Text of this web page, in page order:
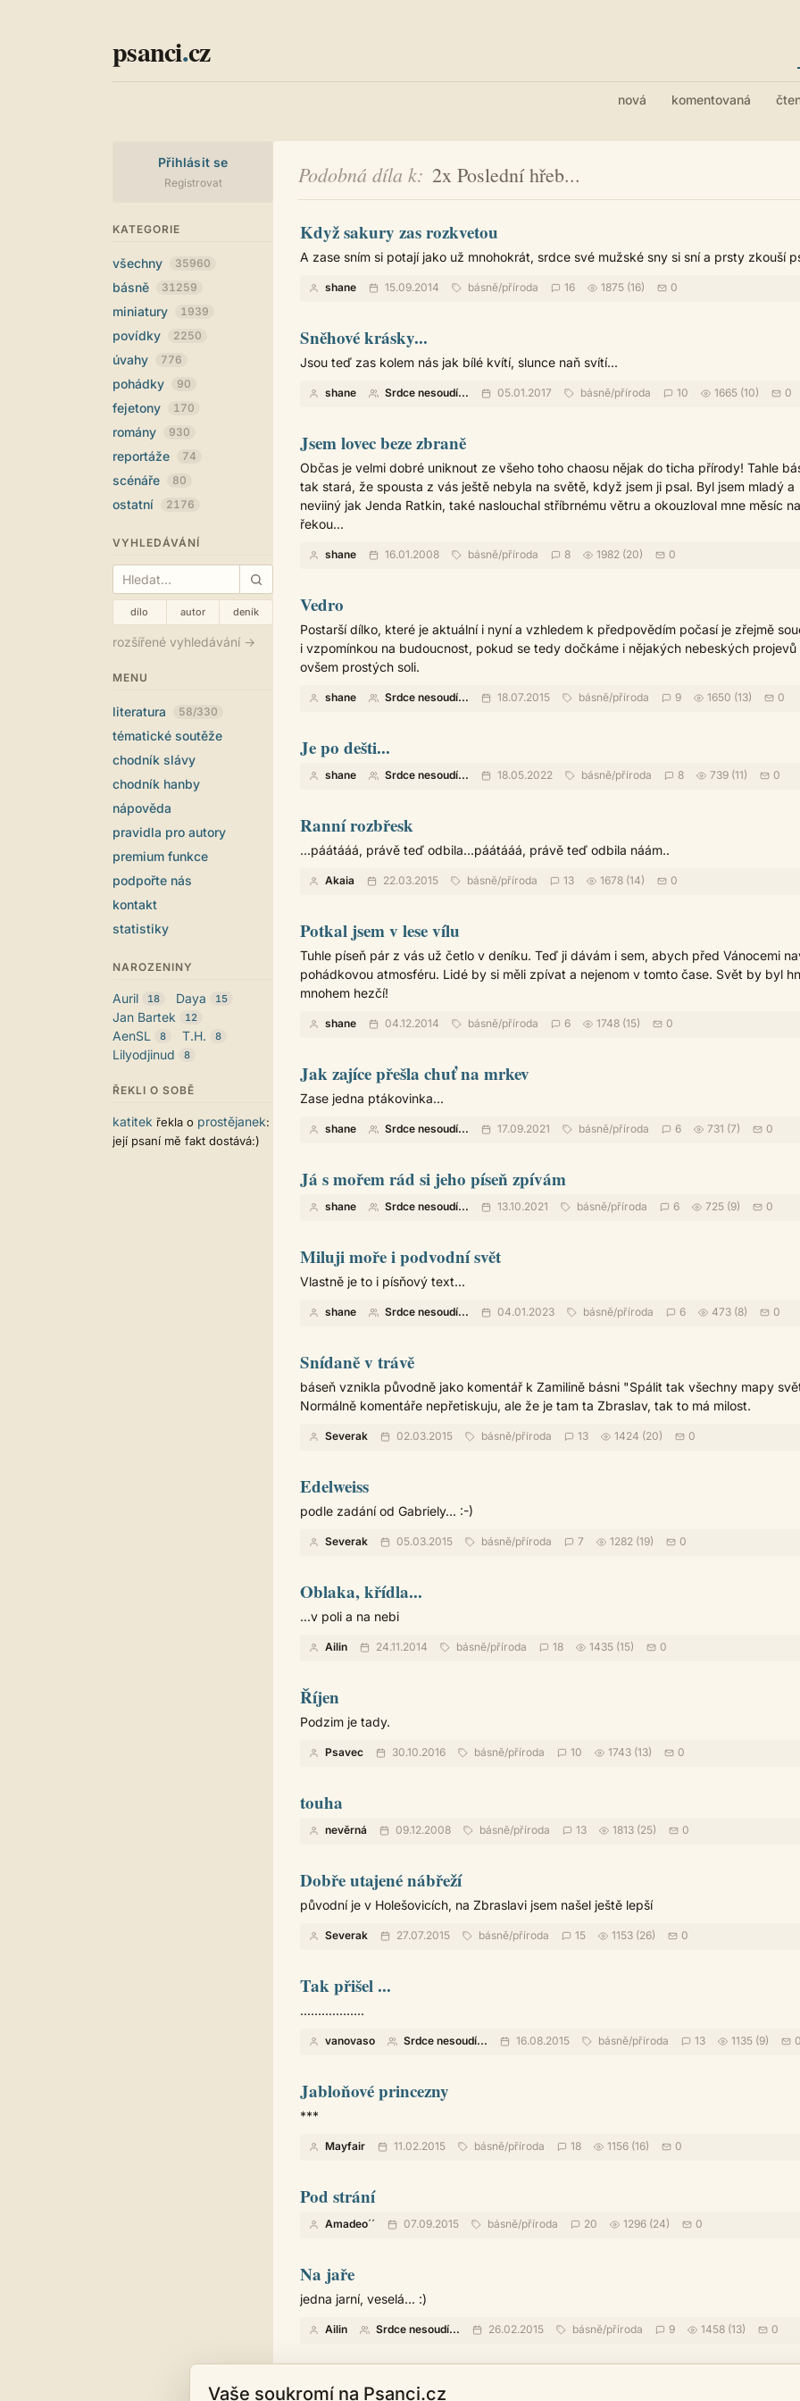
psanci.cz
nová komentovaná
Přihlásit se
Registrovat
KATEGORIE
všechny 35960
básně 31259
miniatury 1939
povídky 2250
úvahy 776
pohádky 90
fejetony 170
romány 930
reportáže 74
scénáře 80
ostatní 2176
VYHLEDÁVÁNÍ
dílo autor deník
rozšířené vyhledávání →
MENU
literatura 58/330
tématické soutěže
chodník slávy
chodník hanby
nápověda
pravidla pro autory
premium funkce
podpořte nás
kontakt
statistiky
NAROZENINY
Auril 18 Daya 15
Jan Bartek 12
AenSL 8 T.H. 8
Lilyodjinud 8
ŘEKLI O SOBĚ
katitek řekla o prostějanek:
její psaní mě fakt dostává:)
Podobná díla k 2x Poslední hřeb...
Když sakury zas rozkvetou
A zase sním si potají jako už mnohokrát, srdce své mužské sny si sní a prsty zkouší
shane 15.09.2014 básně/příroda 16 1875 (16) 0
Sněhové krásky...
Jsou teď zas kolem nás jak bílé kvítí, slunce naň svítí...
shane Srdce nesoudí... 05.01.2017 básně/příroda 10 1665 (10) 0
Jsem lovec beze zbraně
Občas je velmi dobré uniknout ze všeho toho chaosu nějak do ticha přírody! Tahle
tak stará, že spousta z vás ještě nebyla na světě, když jsem ji psal. Byl jsem mladý a
neviiný jak Jenda Ratkin, také naslouchal stříbrnému větru a okouzloval mne měsíc
řekou...
shane 16.01.2008 básně/příroda 8 1982 (20) 0
Vedro
Postarší dílko, které je aktuální i nyní a vzhledem k předpovědím počasí je zřejmě
i vzpomínkou na budoucnost, pokud se tedy dočkáme i nějakých nebeských projevů
ovšem prostých soli.
shane Srdce nesoudí... 18.07.2015 básně/příroda 9 1650 (13) 0
Je po dešti...
shane Srdce nesoudí... 18.05.2022 básně/příroda 8 739 (11) 0
Ranní rozbřesk
...páátááá, právě teď odbila...páátááá, právě teď odbila náám..
Akaia 22.03.2015 básně/příroda 13 1678 (14) 0
Potkal jsem v lese vílu
Tuhle píseň pár z vás už četlo v deníku. Teď ji dávám i sem, abych před Vánocemi
pohádkovou atmosféru. Lidé by si měli zpívat a nejenom v tomto čase. Svět by byl
mnohem hezčí!
shane 04.12.2014 básně/příroda 6 1748 (15) 0
Jak zajíce přešla chuť na mrkev
Zase jedna ptákovinka...
shane Srdce nesoudí... 17.09.2021 básně/příroda 6 731 (7) 0
Já s mořem rád si jeho píseň zpívám
shane Srdce nesoudí... 13.10.2021 básně/příroda 6 725 (9) 0
Miluji moře i podvodní svět
Vlastně je to i písňový text...
shane Srdce nesoudí... 04.01.2023 básně/příroda 6 473 (8) 0
Snídaně v trávě
báseň vznikla původně jako komentář k Zamilině básni "Spálit tak všechny mapy
Normálně komentáře nepřetiskuju, ale že je tam ta Zbraslav, tak to má milost.
Severak 02.03.2015 básně/příroda 13 1424 (20) 0
Edelweiss
podle zadání od Gabriely... :-)
Severak 05.03.2015 básně/příroda 7 1282 (19) 0
Oblaka, křídla...
...v poli a na nebi
Ailin 24.11.2014 básně/příroda 18 1435 (15) 0
Říjen
Podzim je tady.
Psavec 30.10.2016 básně/příroda 10 1743 (13) 0
touha
nevěrná 09.12.2008 básně/příroda 13 1813 (25) 0
Dobře utajené nábřeží
původní je v Holešovicích, na Zbraslavi jsem našel ještě lepší
Severak 27.07.2015 básně/příroda 15 1153 (26) 0
Tak přišel ...
..................
vanovaso Srdce nesoudí... 16.08.2015 básně/příroda 13 1135 (9) 0
Jabloňové princezny
***
Mayfair 11.02.2015 básně/příroda 18 1156 (16) 0
Pod strání
Amadeo´´ 07.09.2015 básně/příroda 20 1296 (24) 0
Na jaře
jedna jarní, veselá... :)
Ailin Srdce nesoudí... 26.02.2015 básně/příroda 9 1458 (13) 0
Vaše soukromí na Psanci.cz